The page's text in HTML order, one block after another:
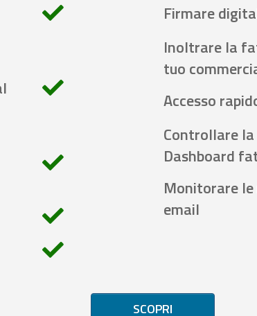
Firmare
Inoltrare la
tuo
Accesso
Controllare
Dashboard
Monitorare
email
SCOPRI